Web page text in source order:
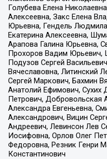
Голубева Елена
Алексеевна, Закс Елена
Юрьевна, Гендель
Екатерина Алексеевна,
Арапова Галина Юрьевна,
Прохоров Вадим Юрьевич,
Подузов Сергей
Вячеславовна, Литинский
Сергей Маркович, Бахмин
Анатолий Ефимович, Сухих
Петрович, Добровольская
Александра Евгеньевна,
Александрович, Вицин
Андреевич, Левинсон Лев
Иосифовна, Орлов Олег
Федоровна, Резник Генри
Константинович